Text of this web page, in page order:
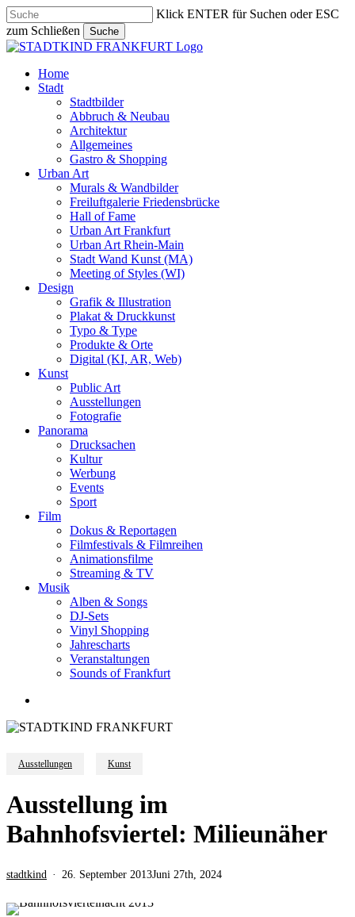
Skip
to
main
content
Klick ENTER für Suchen oder ESC
zum Schließen
Suche
Close
search
Menu
Home
Stadt
Stadtbilder
Abbruch & Neubau
Architektur
Allgemeines
Gastro & Shopping
Urban Art
Murals & Wandbilder
Freiluftgalerie Friedensbrücke
Hall of Fame
Urban Art Frankfurt
Urban Art Rhein-Main
Stadt Wand Kunst (MA)
Meeting of Styles (WI)
Design
Grafik & Illustration
Plakat & Druckkunst
Typo & Type
Produkte & Orte
Digital (KI, AR, Web)
Kunst
Public Art
Ausstellungen
Fotografie
Panorama
Drucksachen
Kultur
Werbung
Events
Sport
Film
Dokus & Reportagen
Filmfestivals & Filmreihen
Animationsfilme
Streaming & TV
Musik
Alben & Songs
DJ-Sets
Vinyl Shopping
Jahrescharts
Veranstaltungen
Sounds of Frankfurt
Ausstellungen Kunst
Ausstellung im
Bahnhofsviertel: Milieunäher
stadtkind 26. September 2013Juni 27th, 2024